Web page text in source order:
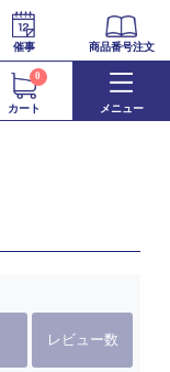
催事 商品番号注文
カート
0
メニュー
レビュー数